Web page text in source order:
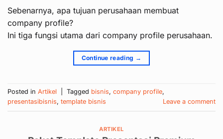
Sebenarnya, apa tujuan perusahaan membuat
company profile?
Ini tiga fungsi utama dari company profile perusahaan.
Continue reading →
Posted in Artikel Tagged bisnis, company profile,
presentasibisnis, template bisnis Leave a comment
ARTIKEL